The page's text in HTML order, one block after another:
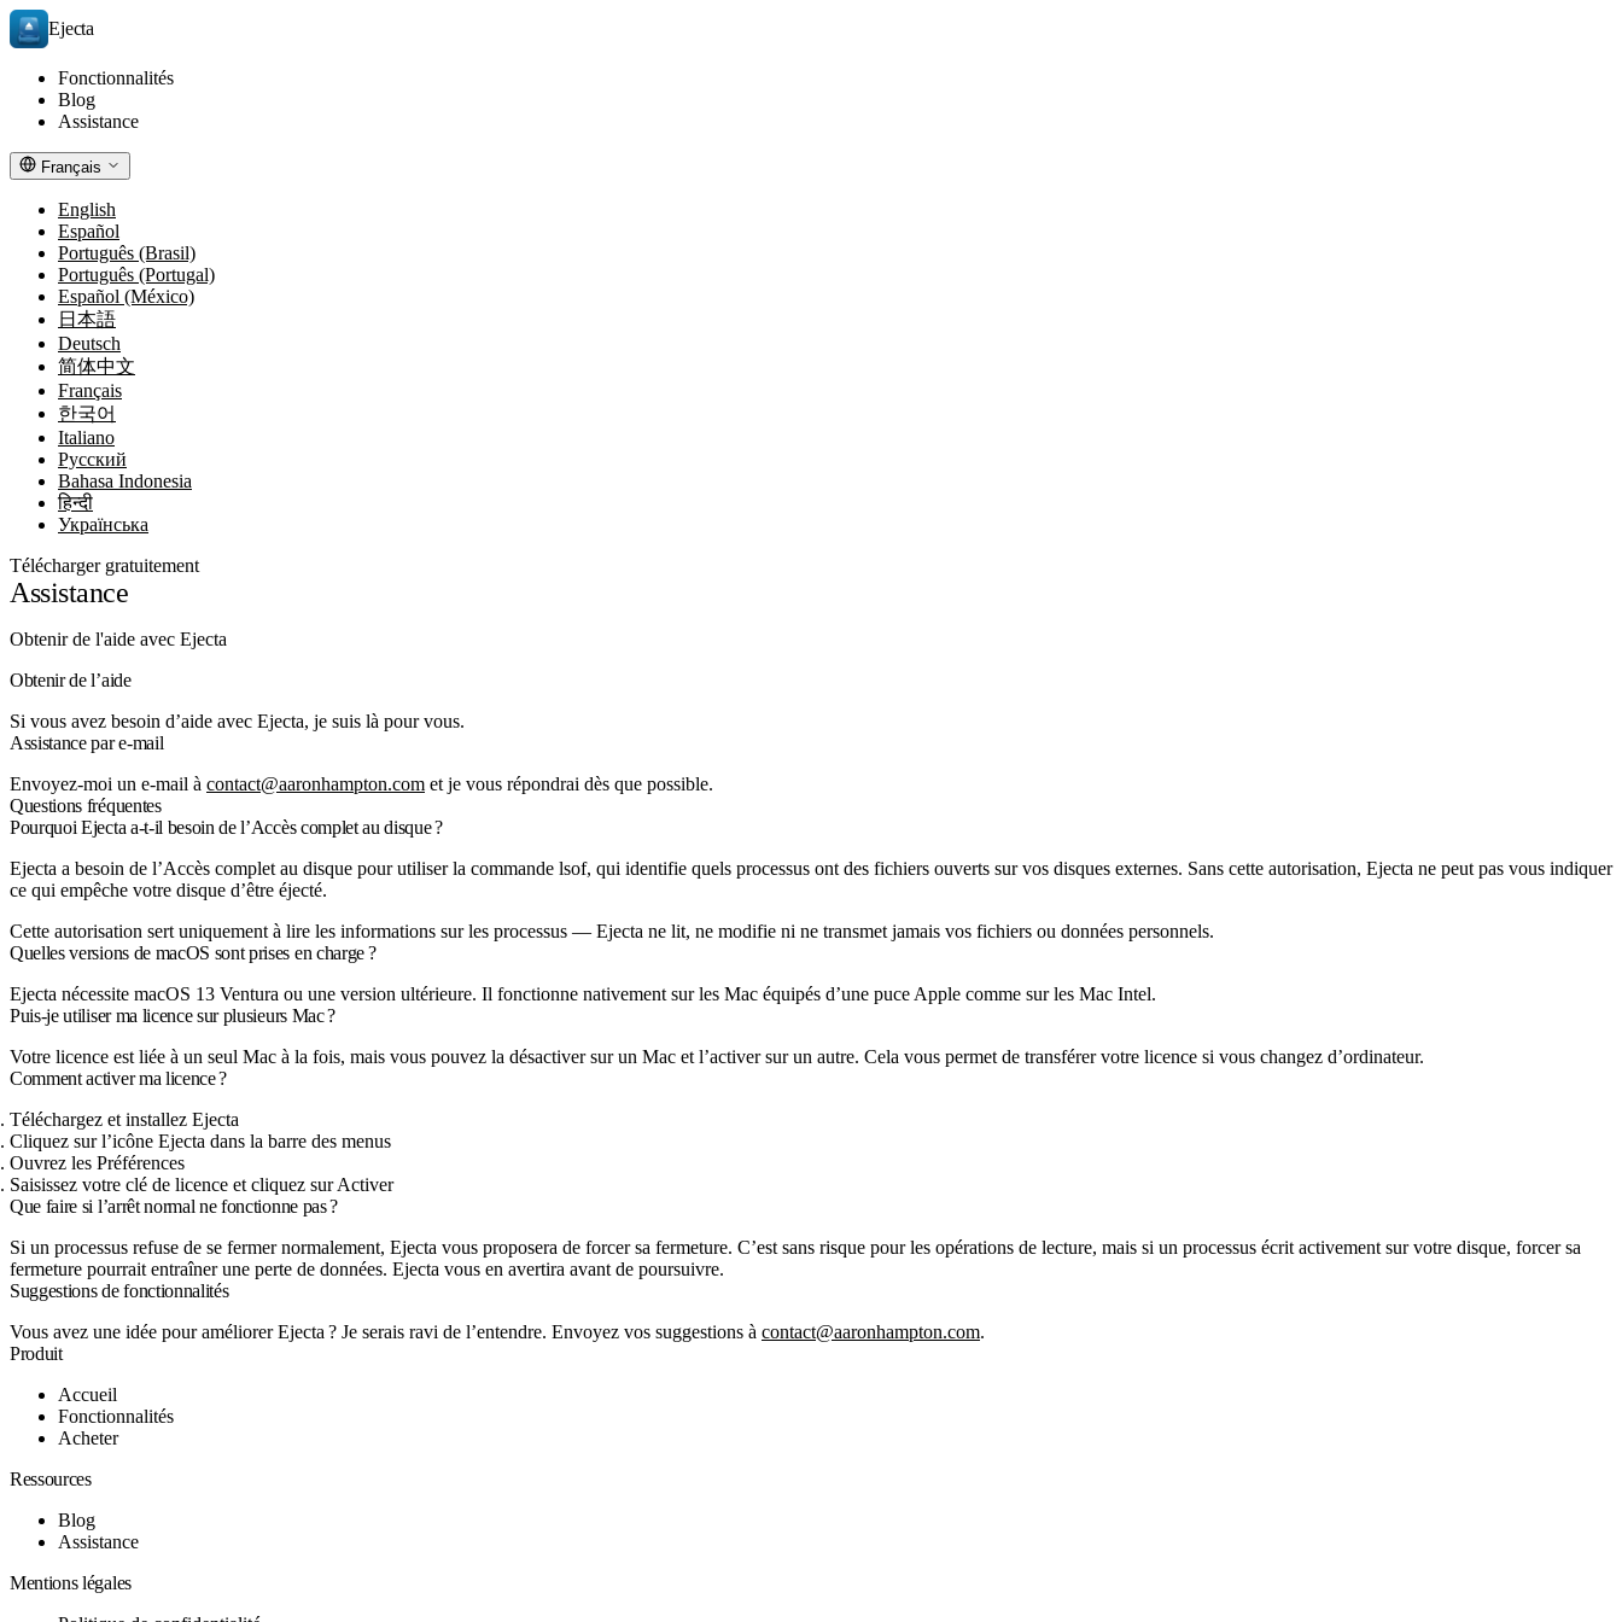
Ejecta
Fonctionnalités
Blog
Assistance
Français
English
Español
Português (Brasil)
Português (Portugal)
Español (México)
日本語
Deutsch
简体中文
Français
한국어
Italiano
Русский
Bahasa Indonesia
हिन्दी
Українська
Télécharger gratuitement
Assistance
Obtenir de l'aide avec Ejecta
Obtenir de l’aide
Si vous avez besoin d’aide avec Ejecta, je suis là pour vous.
Assistance par e-mail
Envoyez-moi un e-mail à contact@aaronhampton.com et je vous répondrai dès que possible.
Questions fréquentes
Pourquoi Ejecta a-t-il besoin de l’Accès complet au disque ?
Ejecta a besoin de l’Accès complet au disque pour utiliser la commande lsof, qui identifie quels processus ont des fichiers ouverts sur vos disques externes. Sans cette autorisation, Ejecta ne peut pas vous indiquer
ce qui empêche votre disque d’être éjecté.
Cette autorisation sert uniquement à lire les informations sur les processus — Ejecta ne lit, ne modifie ni ne transmet jamais vos fichiers ou données personnels.
Quelles versions de macOS sont prises en charge ?
Ejecta nécessite macOS 13 Ventura ou une version ultérieure. Il fonctionne nativement sur les Mac équipés d’une puce Apple comme sur les Mac Intel.
Puis-je utiliser ma licence sur plusieurs Mac ?
Votre licence est liée à un seul Mac à la fois, mais vous pouvez la désactiver sur un Mac et l’activer sur un autre. Cela vous permet de transférer votre licence si vous changez d’ordinateur.
Comment activer ma licence ?
Téléchargez et installez Ejecta
Cliquez sur l’icône Ejecta dans la barre des menus
Ouvrez les Préférences
Saisissez votre clé de licence et cliquez sur Activer
Que faire si l’arrêt normal ne fonctionne pas ?
Si un processus refuse de se fermer normalement, Ejecta vous proposera de forcer sa fermeture. C’est sans risque pour les opérations de lecture, mais si un processus écrit activement sur votre disque, forcer sa
fermeture pourrait entraîner une perte de données. Ejecta vous en avertira avant de poursuivre.
Suggestions de fonctionnalités
Vous avez une idée pour améliorer Ejecta ? Je serais ravi de l’entendre. Envoyez vos suggestions à contact@aaronhampton.com.
Produit
Accueil
Fonctionnalités
Acheter
Ressources
Blog
Assistance
Mentions légales